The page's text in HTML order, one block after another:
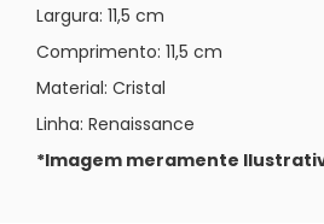
Largura: 11,5 cm
Comprimento: 11,5 cm
Material: Cristal
Linha: Renaissance
*Imagem meramente